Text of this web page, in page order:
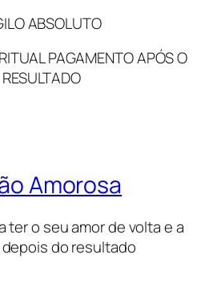
ABSOLUTO
PAGAMENTO APÓS O
RESULTADO
Amorosa
ter o seu amor de volta e a
do resultado